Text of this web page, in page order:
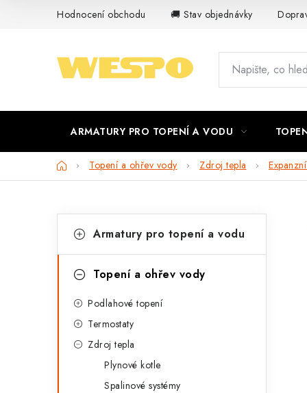
Hodnocení obchodu 🚚 Stav objednávky
ARMATURY PRO TOPENÍ A VODU
DomůTopení a ohřev vody Zdroj tepla
okategorie
a
Armatury pro topení a vodu
Topení a ohřev vody
Podlahové topení
Termostaty
Zdroj tepla
Plynové kotle
Spalinové systémy